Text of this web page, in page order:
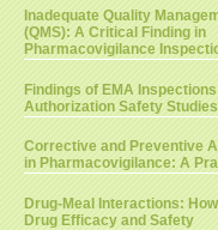
Inadequate Quality
(QMS): A Critical Finding in
Pharmacovigilance
Findings of EMA
Authorization Safety
Corrective and Preventive
in Pharmacovigilance: A
Drug-Meal Interactions:
Drug Efficacy and Safety